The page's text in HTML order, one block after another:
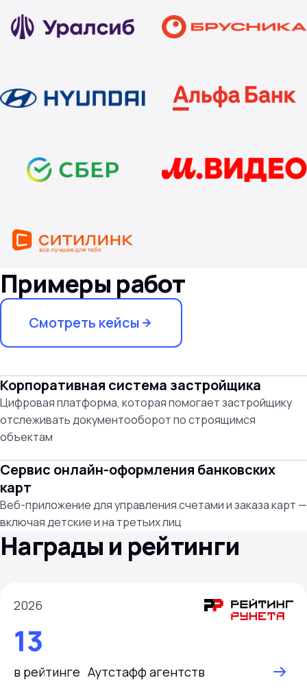
Примеры работ
Смотреть кейсы
Корпоративная система застройщика
Цифровая платформа, которая помогает застройщику
отслеживать документооборот по строящимся
объектам
Сервис онлайн-оформления банковских
карт
Веб-приложение для управления счетами и заказа карт —
включая детские и на третьих лиц
Награды и рейтинги
2026
13
в рейтинге Аутстафф агентств